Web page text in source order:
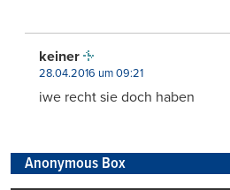
keiner
28.04.2016 um 09:21
iwe recht sie doch haben
Anonymous Box